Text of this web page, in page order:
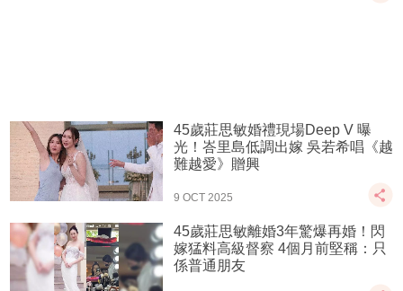
45歲莊思敏婚禮現場Deep V 曝
光！峇里島低調出嫁 吳若希唱《越
難越愛》贈興
9 OCT 2025
45歲莊思敏離婚3年驚爆再婚！閃
嫁猛料高級督察 4個月前堅稱：只
係普通朋友